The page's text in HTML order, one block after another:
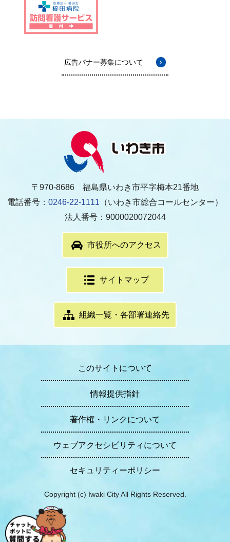
広告バナー募集について
〒970-8686 福島県いわき市平字梅本21番地
電話番号： 0246-22-1111 （いわき市総合コールセンター）
法人番号：9000020072044
市役所へのアクセス
サイトマップ
組織一覧・各部署連絡先
このサイトについて
情報提供指針
著作権・リンクについて
ウェブアクセシビリティについて
セキュリティーポリシー
Copyright (c) Iwaki City All Rights Reserved.